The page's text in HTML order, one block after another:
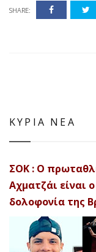
SHARE:
ΚΥΡΙΑ ΝΕΑ
ΣΟΚ : Ο
Αχματζάι είναι
δολοφονία της